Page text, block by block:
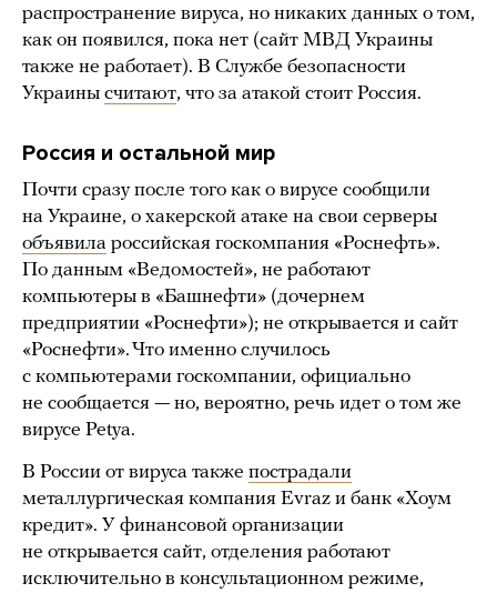
распространение вируса, но никаких данных о том,
как он появился, пока нет (сайт МВД Украины
также не работает). В Службе безопасности
Украины считают, что за атакой стоит Россия.
Россия и остальной мир
Почти сразу после того как о вирусе сообщили
на Украине, о хакерской атаке на свои серверы
объявила российская госкомпания «Роснефть».
По данным «Ведомостей», не работают
компьютеры в «Башнефти» (дочернем
предприятии «Роснефти»); не открывается и сайт
«Роснефти». Что именно случилось
с компьютерами госкомпании, официально
не сообщается — но, вероятно, речь идет о том же
вирусе Petya.
В России от вируса также пострадали
металлургическая компания Evraz и банк «Хоум
кредит». У финансовой организации
не открывается сайт, отделения работают
исключительно в консультационном режиме,